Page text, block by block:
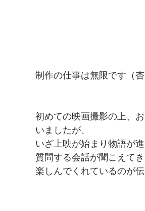
制作の仕事は無限です（杏
初めての映画撮影の上、
いましたが、
いざ上映が始まり物語が
質問する会話が聞こえてき
楽しんでくれているのが伝